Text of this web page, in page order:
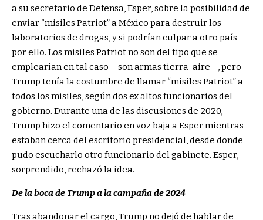
a su secretario de Defensa, Esper, sobre la posibilidad de
enviar “misiles Patriot” a México para destruir los
laboratorios de drogas, y si podrían culpar a otro país
por ello. Los misiles Patriot no son del tipo que se
emplearían en tal caso —son armas tierra-aire—, pero
Trump tenía la costumbre de llamar “misiles Patriot” a
todos los misiles, según dos ex altos funcionarios del
gobierno. Durante una de las discusiones de 2020,
Trump hizo el comentario en voz baja a Esper mientras
estaban cerca del escritorio presidencial, desde donde
pudo escucharlo otro funcionario del gabinete. Esper,
sorprendido, rechazó la idea.
De la boca de Trump a la campaña de 2024
Tras abandonar el cargo, Trump no dejó de hablar de